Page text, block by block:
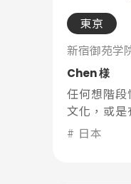
加拿大RO
東京
新宿御苑学
Chen 様
任何想階
文化，或是
歡迎跟SEC
日本